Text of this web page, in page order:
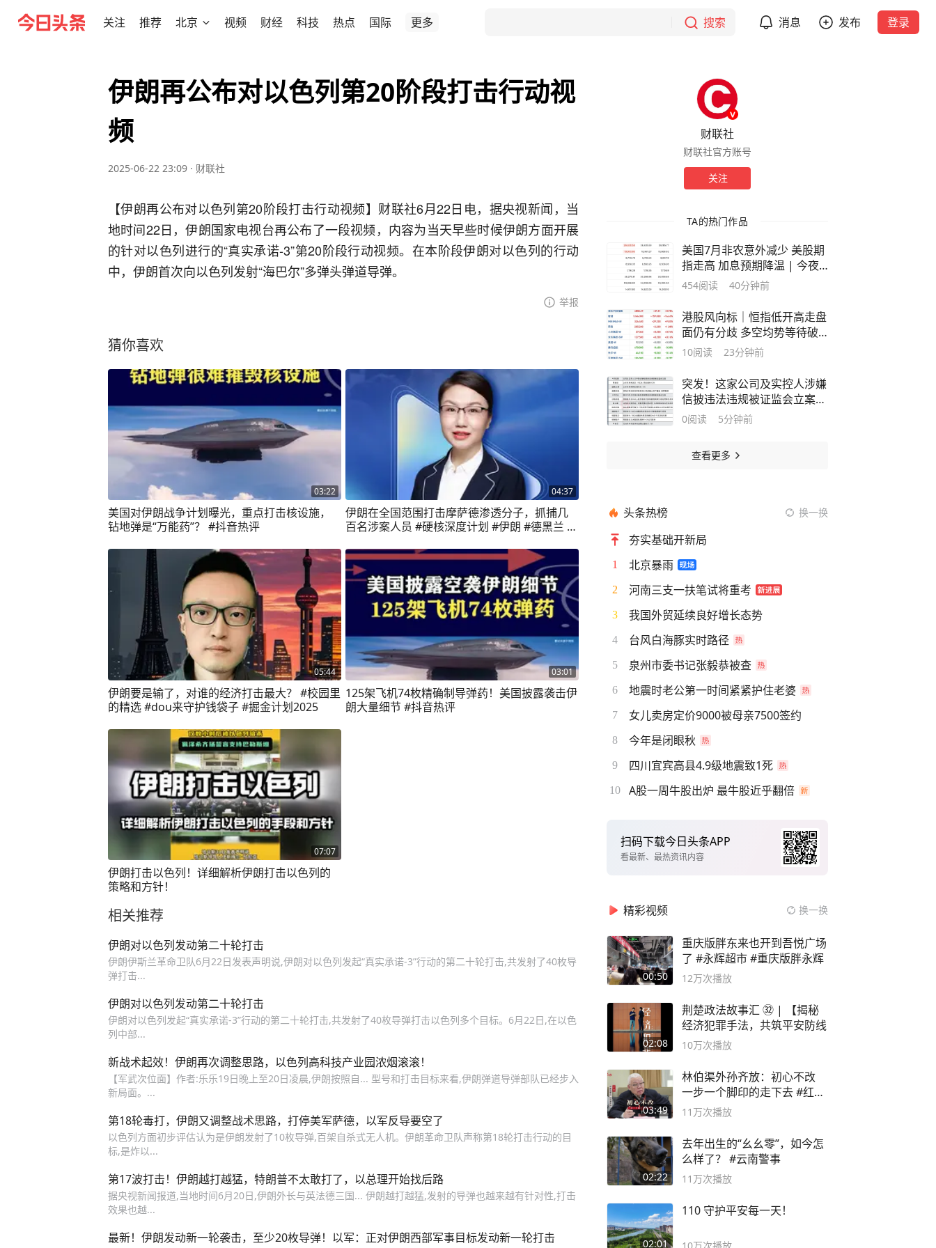
关注 推荐 北京 视频 财经 科技 热点 国际 更多 搜索 消息 发布 登录
伊朗再公布对以色列第20阶段打击行动视
频
2025-06-22 23:09 · 财联社
【伊朗再公布对以色列第20阶段打击行动视频】财联社6月22日电，据央视新闻，当
地时间22日，伊朗国家电视台再公布了一段视频，内容为当天早些时候伊朗方面开展
的针对以色列进行的“真实承诺-3”第20阶段行动视频。在本阶段伊朗对以色列的行动
中，伊朗首次向以色列发射“海巴尔”多弹头弹道导弹。
举报
猜你喜欢
03:22
美国对伊朗战争计划曝光，重点打击核设施，
钻地弹是“万能药”？ #抖音热评
04:37
伊朗在全国范围打击摩萨德渗透分子，抓捕几
百名涉案人员 #硬核深度计划 #伊朗 #德黑兰 #
05:44
伊朗要是输了，对谁的经济打击最大？ #校园里
的精选 #dou来守护钱袋子 #掘金计划2025
03:01
125架飞机74枚精确制导弹药！美国披露袭击伊
朗大量细节 #抖音热评
07:07
伊朗打击以色列！详细解析伊朗打击以色列的
策略和方针！
相关推荐
伊朗对以色列发动第二十轮打击
伊朗伊斯兰革命卫队6月22日发表声明说,伊朗对以色列发起“真实承诺-3”行动的第二十轮打击,共发射了40枚导
弹打击...
伊朗对以色列发动第二十轮打击
伊朗对以色列发起“真实承诺-3”行动的第二十轮打击,共发射了40枚导弹打击以色列多个目标。6月22日,在以色
列中部...
新战术起效！伊朗再次调整思路，以色列高科技产业园浓烟滚滚！
【军武次位面】作者:乐乐19日晚上至20日凌晨,伊朗按照自... 型号和打击目标来看,伊朗弹道导弹部队已经步入
新局面。...
第18轮毒打，伊朗又调整战术思路，打停美军萨德，以军反导要空了
以色列方面初步评估认为是伊朗发射了10枚导弹,百架自杀式无人机。伊朗革命卫队声称第18轮打击行动的目
标,是炸以...
第17波打击！伊朗越打越猛，特朗普不太敢打了，以总理开始找后路
据央视新闻报道,当地时间6月20日,伊朗外长与英法德三国... 伊朗越打越猛,发射的导弹也越来越有针对性,打击
效果也越...
最新！伊朗发动新一轮袭击，至少20枚导弹！以军：正对伊朗西部军事目标发动新一轮打击
财联社
财联社官方账号
关注
TA的热门作品
美国7月非农意外减少 美股期
指走高 加息预期降温 | 今夜
看点
454阅读 40分钟前
港股风向标｜恒指低开高走盘
面仍有分歧 多空均势等待破
局信号
10阅读 23分钟前
突发！这家公司及实控人涉嫌
信披违法违规被证监会立案|
盘后公告集锦
0阅读 5分钟前
查看更多
头条热榜 换一换
夯实基础开新局
1 北京暴雨
2 河南三支一扶笔试将重考
3 我国外贸延续良好增长态势
4 台风白海豚实时路径
5 泉州市委书记张毅恭被查
6 地震时老公第一时间紧紧护住老婆
7 女儿卖房定价9000被母亲7500签约
8 今年是闭眼秋
9 四川宜宾高县4.9级地震致1死
10 A股一周牛股出炉 最牛股近乎翻倍
扫码下载今日头条APP
看最新、最热资讯内容
精彩视频 换一换
00:50
重庆版胖东来也开到吾悦广场
了 #永辉超市 #重庆版胖永辉
12万次播放
02:08
荆楚政法故事汇 ㉜ | 【揭秘
经济犯罪手法，共筑平安防线
10万次播放
03:49
林伯渠外孙齐放：初心不改
一步一个脚印的走下去 #红船
论坛
11万次播放
02:22
去年出生的“幺幺零”，如今怎
么样了？ #云南警事
11万次播放
02:01
110 守护平安每一天！